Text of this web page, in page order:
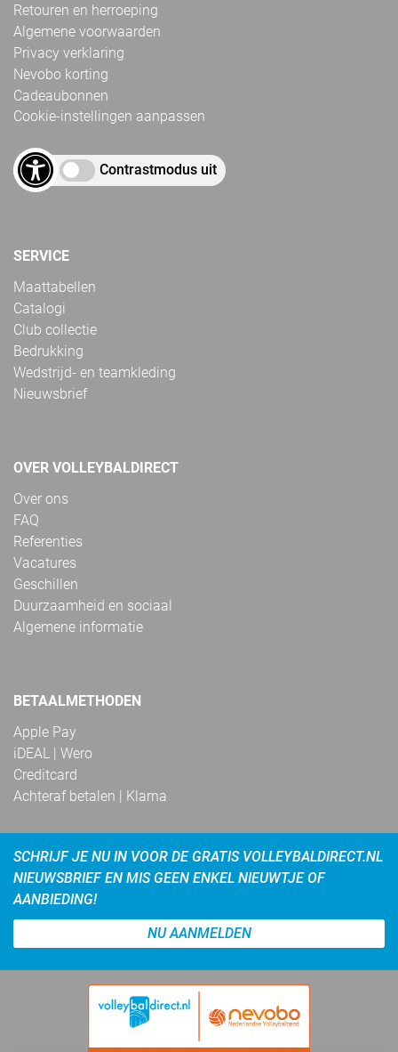
Retouren en herroeping
Algemene voorwaarden
Privacy verklaring
Nevobo korting
Cadeaubonnen
Cookie-instellingen aanpassen
Contrastmodus uit
SERVICE
Maattabellen
Catalogi
Club collectie
Bedrukking
Wedstrijd- en teamkleding
Nieuwsbrief
OVER VOLLEYBALDIRECT
Over ons
FAQ
Referenties
Vacatures
Geschillen
Duurzaamheid en sociaal
Algemene informatie
BETAALMETHODEN
Apple Pay
iDEAL | Wero
Creditcard
Achteraf betalen | Klarna
SCHRIJF JE NU IN VOOR DE GRATIS VOLLEYBALDIRECT.NL
NIEUWSBRIEF EN MIS GEEN ENKEL NIEUWTJE OF
AANBIEDING!
NU AANMELDEN